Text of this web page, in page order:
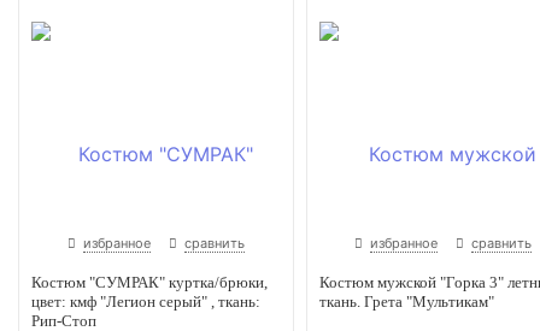
избранное сравнить
Костюм "СУМРАК" куртка/брюки,
цвет: кмф "Легион серый" , ткань:
Рип-Стоп
избранное сравнить
Костюм мужской "Горка 3"
ткань. Грета "Мультикам"